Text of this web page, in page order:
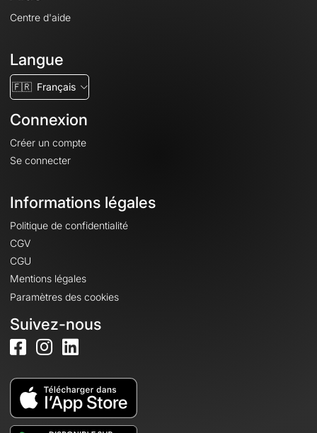
Centre d'aide
Langue
🇫🇷 Français
Connexion
Créer un compte
Se connecter
Informations légales
Politique de confidentialité
CGV
CGU
Mentions légales
Paramètres des cookies
Suivez-nous